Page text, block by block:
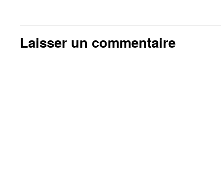
Laisser un commentaire